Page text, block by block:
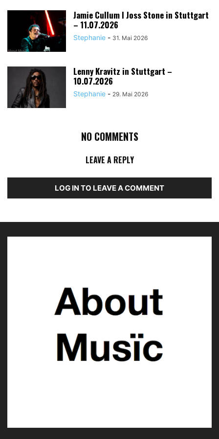
Jamie Cullum I Joss Stone in Stuttgart
– 11.07.2026
Stephanie - 31. Mai 2026
Lenny Kravitz in Stuttgart –
10.07.2026
Stephanie - 29. Mai 2026
NO COMMENTS
LEAVE A REPLY
LOG IN TO LEAVE A COMMENT